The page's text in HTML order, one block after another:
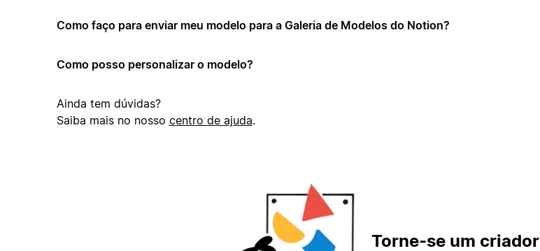
Como faço para enviar meu modelo para a Galeria de Modelos do Notion?
Como posso personalizar o modelo?
Ainda tem dúvidas?
Saiba mais no nosso centro de ajuda.
Torne-se um criador